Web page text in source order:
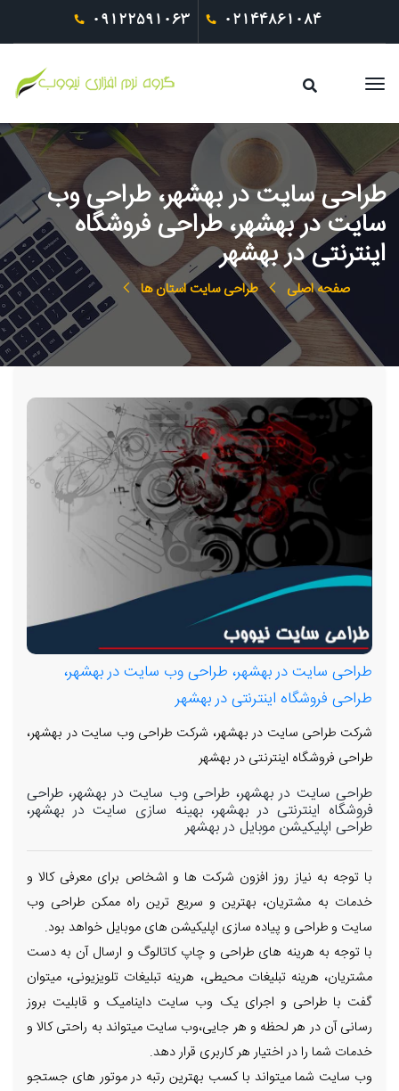
09122591063 02144861084
طراحی سایت در بهشهر، طراحی وب
سایت در بهشهر، طراحی فروشگاه
اینترنتی در بهشهر
صفحه اصلی طراحی سایت استان ها
طراحی سایت در بهشهر، طراحی وب سایت در بهشهر،
طراحی فروشگاه اینترنتی در بهشهر
شرکت طراحی سایت در بهشهر، شرکت طراحی وب سایت در بهشهر،
طراحی فروشگاه اینترنتی در بهشهر
طراحی سایت در بهشهر، طراحی وب سایت در بهشهر، طراحی
فروشگاه اینترنتی در بهشهر، بهینه سازی سایت در بهشهر،
طراحی اپلیکیشن موبایل در بهشهر
با توجه به نیاز روز افزون شرکت ها و اشخاص برای معرفی کالا و
خدمات به مشتریان، بهترین و سریع ترین راه ممکن طراحی وب
سایت و طراحی و پیاده سازی اپلیکیشن های موبایل خواهد بود.
با توجه به هرینه های طراحی و چاپ کاتالوگ و ارسال آن به دست
مشتریان، هرینه تبلیغات محیطی، هرینه تبلیغات تلویزیونی، میتوان
گفت با طراحی و اجرای یک وب سایت داینامیک و قابلیت بروز
رسانی آن در هر لحظه و هر جایی،وب سایت میتواند به راحتی کالا و
خدمات شما را در اختیار هر کاربری قرار دهد.
وب سایت شما میتواند با کسب بهترین رتبه در موتور های جستجو